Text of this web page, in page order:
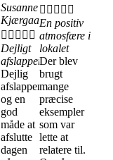
Susanne
Kjærgaard
    
Dejligt
afslappende
Dejlig
afslappende
og en
god
måde at
afslutte
dagen
    
En positiv
atmosfære i
lokalet
Der blev
brugt
mange
præcise
eksempler
som var
lette at
relatere til.